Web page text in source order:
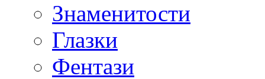
Знаменитости
Глазки
Фентази